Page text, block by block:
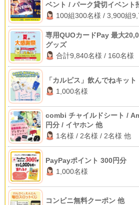
ベント / パーク貸切イベント
ック100組300名様 / 3,900組
専用QUOカードPay 最大
グッズ
合計9,840名様 / 160名様
「カルピス」飲んでねキット
1,000名様
combi チャイルドシート /
円分 / イヤホン 他
1名様 / 2名様 / 2名様 他
PayPayポイント 300円分
1,000名様
コンビニ無料クーポン 他